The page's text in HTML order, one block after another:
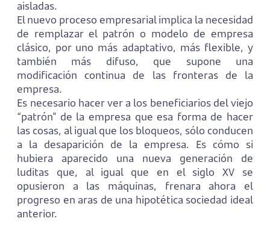
aisladas.
El nuevo proceso empresarial implica la necesidad
de remplazar el patrón o modelo de empresa
clásico, por uno más adaptativo, más flexible, y
también más difuso, que supone una
modificación continua de las fronteras de la
empresa.
Es necesario hacer ver a los beneficiarios del viejo
“patrón” de la empresa que esa forma de hacer
las cosas, al igual que los bloqueos, sólo conducen
a la desaparición de la empresa. Es cómo si
hubiera aparecido una nueva generación de
luditas que, al igual que en el siglo XV se
opusieron a las máquinas, frenara ahora el
progreso en aras de una hipotética sociedad ideal
anterior.